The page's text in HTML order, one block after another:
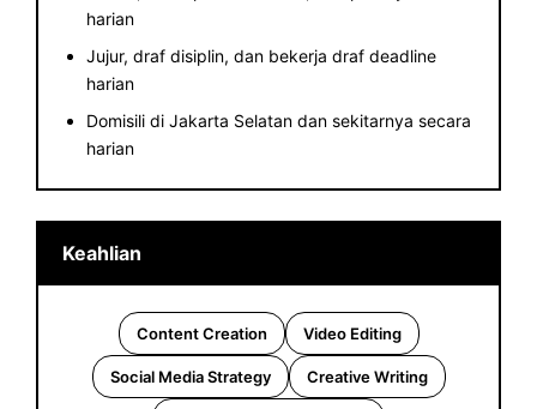
harian
Jujur, draf disiplin, dan bekerja draf deadline
harian
Domisili di Jakarta Selatan dan sekitarnya secara
harian
Keahlian
Content Creation Video Editing
Social Media Strategy Creative Writing